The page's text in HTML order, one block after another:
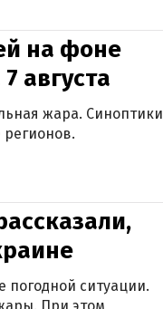
на фоне
августа
жара. Синоптики
погодной ситуации.